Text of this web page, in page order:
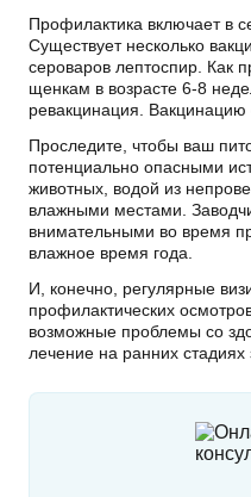
Профилактика включает в
Существует несколько
сероваров лептоспир. Как
щенкам в возрасте 6-8
ревакцинация. Вакцинацию
Проследите, чтобы ваш
потенциально опасными
животных, водой из
влажными местами.
внимательными во время
влажное время года.
И, конечно, регулярные
профилактических
возможные проблемы со
лечение на ранних стадиях